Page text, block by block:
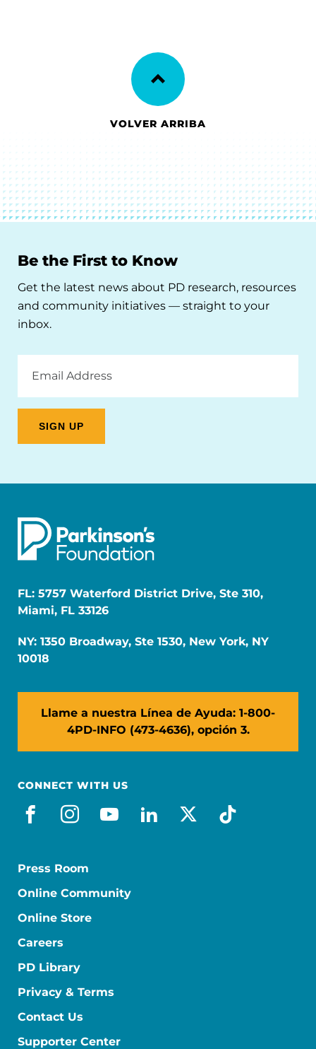
VOLVER ARRIBA
Be the First to Know
Get the latest news about PD research, resources
and community initiatives — straight to your
inbox.
Address
FL: 5757 Waterford District Drive, Ste 310,
Miami, FL 33126
NY: 1350 Broadway, Ste 1530, New York, NY
10018
Llame a nuestra Línea de Ayuda: 1-800-
4PD-INFO (473-4636), opción 3.
CONNECT WITH US
facebook_es
instagram
youtube
linkedin
x-socialtiktok
Press Room
Online Community
Online Store
Careers
PD Library
Privacy & Terms
Contact Us
Supporter Center